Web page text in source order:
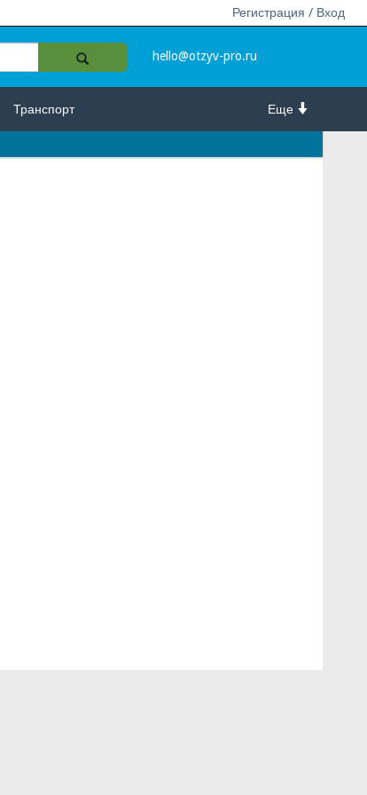
Регистрация / Вход
hello@otzyv-pro.ru
Еще
Транспорт